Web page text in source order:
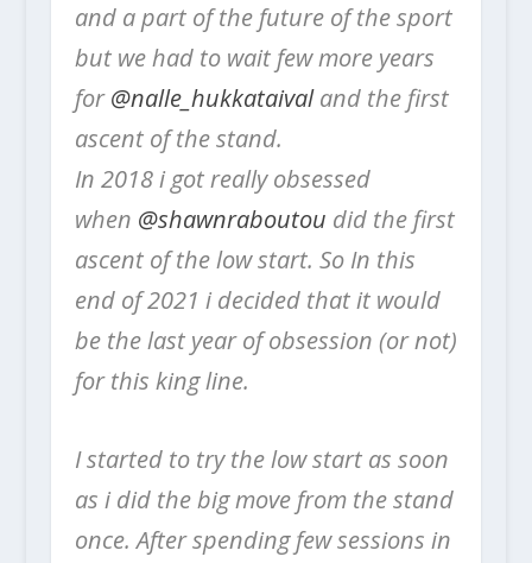
and a part of the future of the sport
but we had to wait few more years
for@nalle_hukkataivaland the first
ascent of the stand.
In 2018 i got really obsessed
when @shawnraboutou did the first
ascent of the low start. So In this
end of 2021 i decided that it would
be the last year of obsession (or not)
for this king line.
I started to try the low start as soon
as i did the big move from the stand
once.After spending few sessions in